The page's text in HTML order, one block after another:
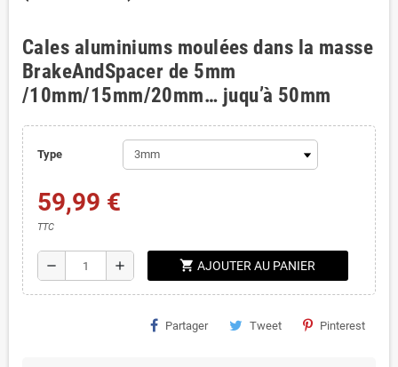
Cales aluminiums moulées dans la masse
BrakeAndSpacer de 5mm
/10mm/15mm/20mm… juqu’à 50mm
Type
59,99 €
TTC
remove add shopping_cart AJOUTER AU PANIER
Partager Tweet Pinterest